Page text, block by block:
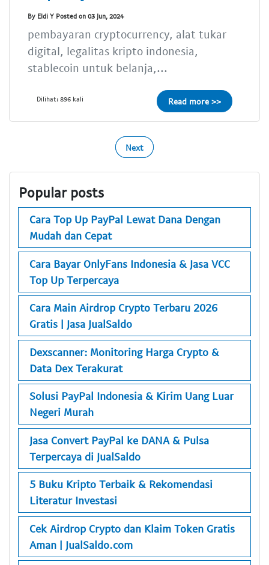
By Eldi Y Posted on 03 Jun, 2024
pembayaran cryptocurrency, alat tukar
digital, legalitas kripto indonesia,
stablecoin untuk belanja,...
Dilihat: 896 kali Read more >>
Next
Popular posts
Cara Top Up PayPal Lewat Dana Dengan
Mudah dan Cepat
Cara Bayar OnlyFans Indonesia & Jasa VCC
Top Up Terpercaya
Cara Main Airdrop Crypto Terbaru 2026
Gratis | Jasa JualSaldo
Dexscanner: Monitoring Harga Crypto &
Data Dex Terakurat
Solusi PayPal Indonesia & Kirim Uang Luar
Negeri Murah
Jasa Convert PayPal ke DANA & Pulsa
Terpercaya di JualSaldo
5 Buku Kripto Terbaik & Rekomendasi
Literatur Investasi
Cek Airdrop Crypto dan Klaim Token Gratis
Aman | JualSaldo.com